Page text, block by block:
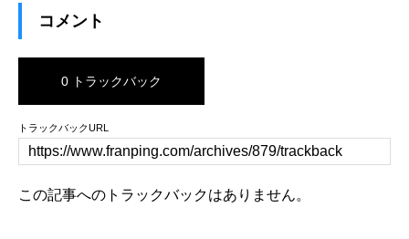
コメント
0 トラックバック
トラックバックURL
この記事へのトラックバックはありません。